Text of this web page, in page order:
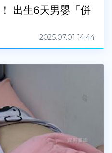
出生6天男嬰「併
2025.07.01 14:44